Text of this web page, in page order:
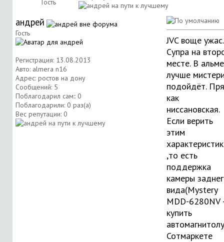
Гость
андрей
Гость
Регистрация: 13.08.2013
Авто: almera n16
Адрес: ростов на дону
Сообщений: 5
Поблагодарил сам:: 0
Поблагодарили: 0 раз(а)
Вес репутации: 0
JVC воще ужас.
Супра на
месте. В
лучше
подойдёт.
как
ниссановская.
Если верить
этим
,то есть
поддержка
камеры
вида(Mystery
MDD-6280NV
купить
Сотмаркете